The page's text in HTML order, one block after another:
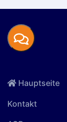
Hauptseite
Kontakt